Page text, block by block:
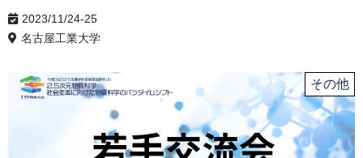
2023/11/24-25
名古屋工業大学
その他